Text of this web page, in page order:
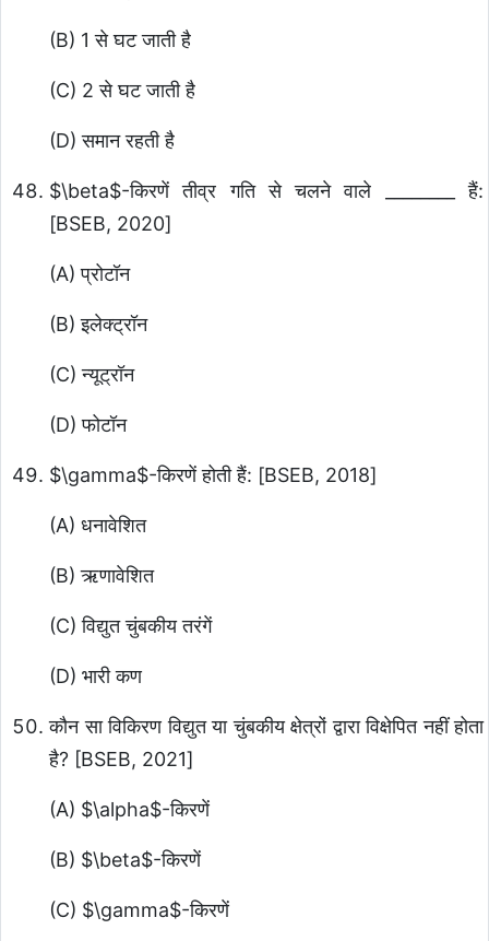
(B) 1 से घट जाती है
(C) 2 से घट जाती है
(D) समान रहती है
$\beta$-किरणें तीव्र गति से चलने वाले ________ हैं:
[BSEB, 2020]
(A) प्रोटॉन
(B) इलेक्ट्रॉन
(C) न्यूट्रॉन
(D) फोटॉन
$\gamma$-किरणें होती हैं: [BSEB, 2018]
(A) धनावेशित
(B) ऋणावेशित
(C) विद्युत चुंबकीय तरंगें
(D) भारी कण
कौन सा विकिरण विद्युत या चुंबकीय क्षेत्रों द्वारा विक्षेपित नहीं होता
है? [BSEB, 2021]
(A) $\alpha$-किरणें
(B) $\beta$-किरणें
(C) $\gamma$-किरणें